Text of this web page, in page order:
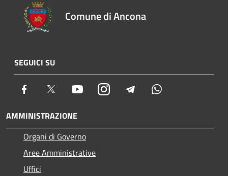
Comune di Ancona
SEGUICI SU
Facebook Twitter YoutubeInstagram Telegram
AMMINISTRAZIONE
Organi di Governo
Aree Amministrative
Uffici